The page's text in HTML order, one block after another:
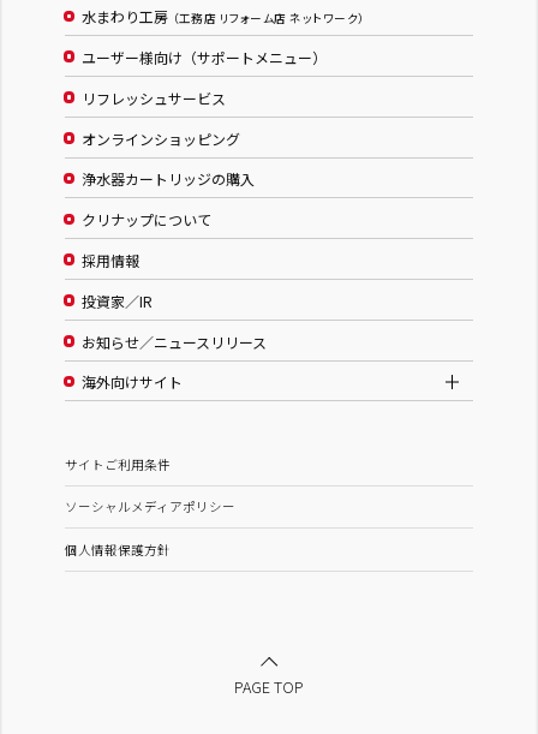
水まわり工房 （工務店 リフォーム店 ネットワーク）
ユーザー様向け（サポートメニュー）
リフレッシュサービス
オンラインショッピング
浄水器カートリッジの購入
クリナップについて
採用情報
投資家／IR
お知らせ／ニュースリリース
海外向けサイト
サイトご利用条件
ソーシャルメディアポリシー
個人情報保護方針
PAGE TOP